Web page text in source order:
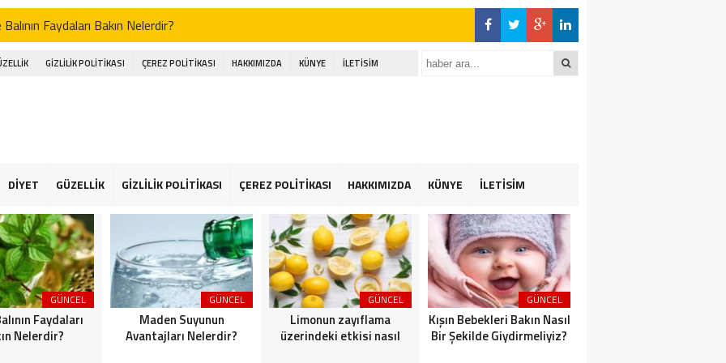
Faydaları Bakın Nelerdir?
Suyunun Avantajları Nelerdir?
zayıflama üzerindeki etkisi nasıl
Bebekleri Bakın Nasıl Bir Şekilde Giydirmeliyiz?
Süre İçinde Tekrar Forma Nasıl Ulaşılır
Ne Anlama Gelir?
Yüz Maskesi Bakın Nasıl Yapılır?
GİZLİLİK POLİTİKASI ÇEREZ POLİTİKASI HAKKIMIZDA KÜNYE İLETİSİM
DİYET GÜZELLİK GİZLİLİK POLİTİKASI ÇEREZ POLİTİKASI HAKKIMIZDA KÜNYE İLETİSİM
GÜNCEL
Faydaları
Nelerdir?
GÜNCEL
Maden Suyunun
Avantajları Nelerdir?
GÜNCEL
Limonun zayıflama
üzerindeki etkisi nasıl
GÜNCEL
Kışın Bebekleri Bakın Nasıl
Bir Şekilde Giydirmeliyiz?